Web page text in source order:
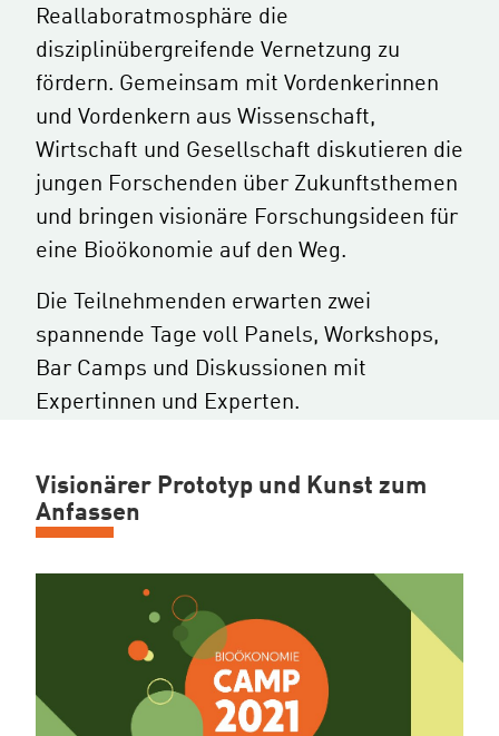
Reallaboratmosphäre die
disziplinübergreifende Vernetzung zu
fördern. Gemeinsam mit Vordenkerinnen
und Vordenkern aus Wissenschaft,
Wirtschaft und Gesellschaft diskutieren die
jungen Forschenden über Zukunftsthemen
und bringen visionäre Forschungsideen für
eine Bioökonomie auf den Weg.
Die Teilnehmenden erwarten zwei
spannende Tage voll Panels, Workshops,
Bar Camps und Diskussionen mit
Expertinnen und Experten.
Visionärer Prototyp und Kunst zum
Anfassen